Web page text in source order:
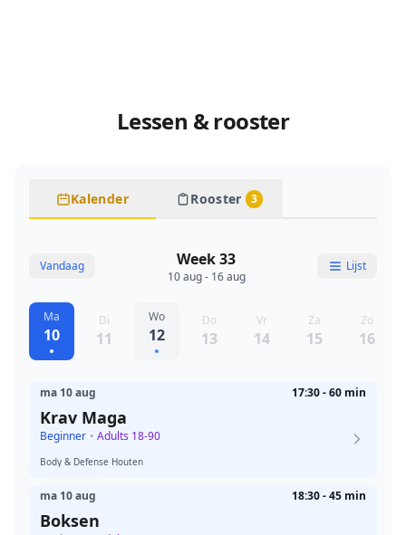
Lessen & rooster
Kalender Rooster 3
Vandaag Week 33
10 aug - 16 aug
Lijst
Ma
10
Di
11
Wo
12
Do
13
Vr
14
Za
15
Zo
16
ma 10 aug 17:30 - 60 min
Krav Maga
Beginner • Adults 18-90
Body & Defense Houten
ma 10 aug 18:30 - 45 min
Boksen